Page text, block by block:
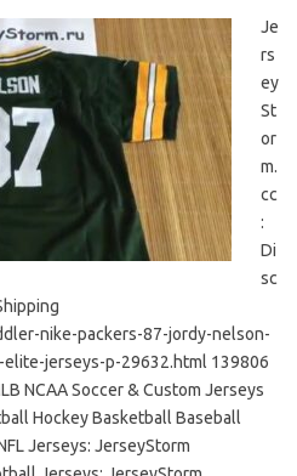
Je
rs
ey
St
or
m.
cc
:
Di
sc
nike-packers-87-jordy-nelson-
jerseys-p-29632.html 139806
NCAA Soccer & Custom Jerseys
Hockey Basketball Baseball
Jerseys: JerseyStorm